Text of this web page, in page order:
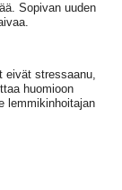
Sopivan uuden
eivät stressaanu,
huomioon
lemmikinhoitajan